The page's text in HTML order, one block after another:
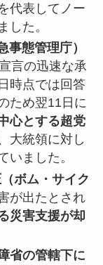
代表してノー
した。
事態管理庁）
言の迅速な承
時点では回答
ため翌11日に
心とする超党
大統領に対し
いました。
ボム・サイク
が出たとされ
災害支援が却
省の管轄下に